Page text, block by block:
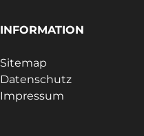
INFORMATION
Sitemap
Datenschutz
Impressum